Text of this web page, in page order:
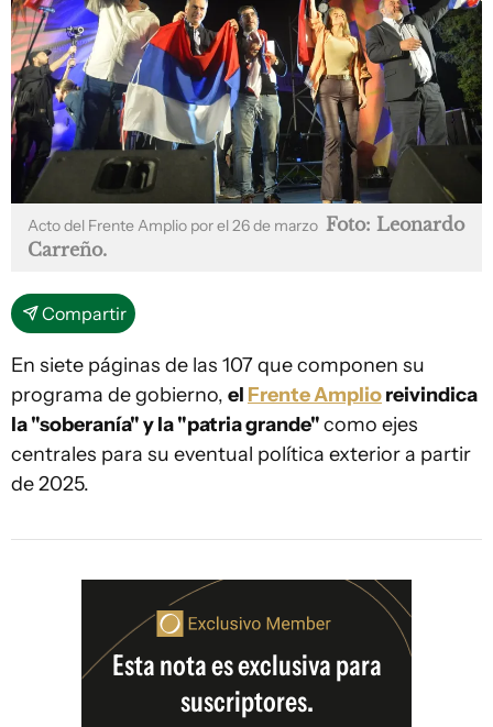
Acto del Frente Amplio por el 26 de marzo Foto: Leonardo
Carreño.
Compartir
En siete páginas de las 107 que componen su
programa de gobierno, el Frente Amplioreivindica
la "soberanía" y la "patria grande"como ejes
centrales para su eventual política exterior a partir
de 2025.
Esta nota es exclusiva para
suscriptores.